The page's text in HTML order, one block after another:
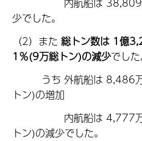
少でした。
（2）また 総トン数は 1億
1％(9万総トン)の減少でした
うち 外航船は 8,486
トン)の増加
内航船は 4,777万総
トン)の減少でした。